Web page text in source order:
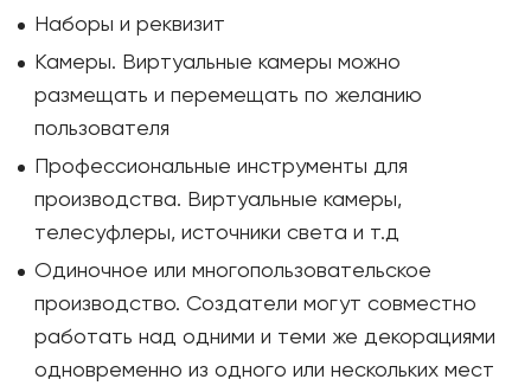
Наборы и реквизит
Камеры. Виртуальные камеры можно
размещать и перемещать по желанию
пользователя
Профессиональные инструменты для
производства. Виртуальные камеры,
телесуфлеры, источники света и т.д
Одиночное или многопользовательское
производство. Создатели могут совместно
работать над одними и теми же декорациями
одновременно из одного или нескольких мест